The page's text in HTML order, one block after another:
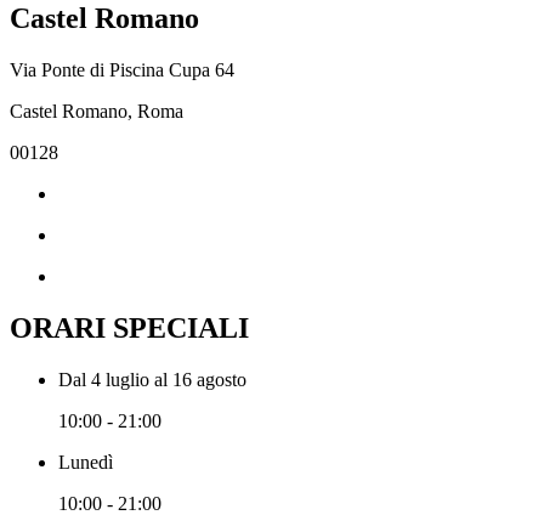
Castel Romano
Via Ponte di Piscina Cupa 64
Castel Romano, Roma
00128
ORARI SPECIALI
Dal 4 luglio al 16 agosto
10:00 - 21:00
Lunedì
10:00 - 21:00